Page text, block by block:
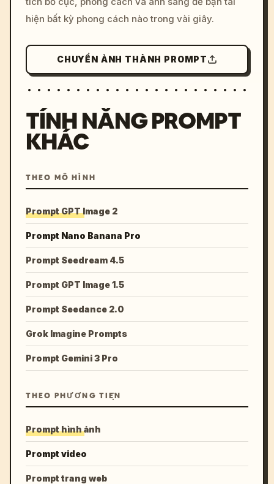
hiện bất kỳ phong cách nào trong vài giây.
CHUYỂN ẢNH THÀNH PROMPT
TÍNH NĂNG PROMPT
KHÁC
THEO MÔ HÌNH
Prompt GPT Image 2
Prompt Nano Banana Pro
Prompt Seedream 4.5
Prompt GPT Image 1.5
Prompt Seedance 2.0
Grok Imagine Prompts
Prompt Gemini 3 Pro
THEO PHƯƠNG TIỆN
Prompt hình ảnh
Prompt video
Prompt trang web